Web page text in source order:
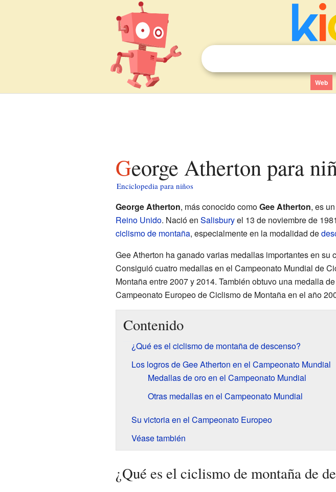
Web
George Atherton para
Enciclopedia para niños
George Atherton, más conocido comoGee Atherton, es
Reino Unido. Nació en Salisburyel 13 de noviembre de
ciclismo de montaña, especialmente en la modalidad de
Gee Atherton ha ganado varias medallas importantes en su
Consiguió cuatro medallas en el Campeonato Mundial de
Montaña entre 2007 y 2014. También obtuvo una medalla
Campeonato Europeo de Ciclismo de Montaña en el año
Contenido
¿Qué es el ciclismo de montaña de descenso?
Los logros de Gee Atherton en el Campeonato Mundial
Medallas de oro en el Campeonato Mundial
Otras medallas en el Campeonato Mundial
Su victoria en el Campeonato Europeo
Véase también
¿Qué es el ciclismo de montaña de